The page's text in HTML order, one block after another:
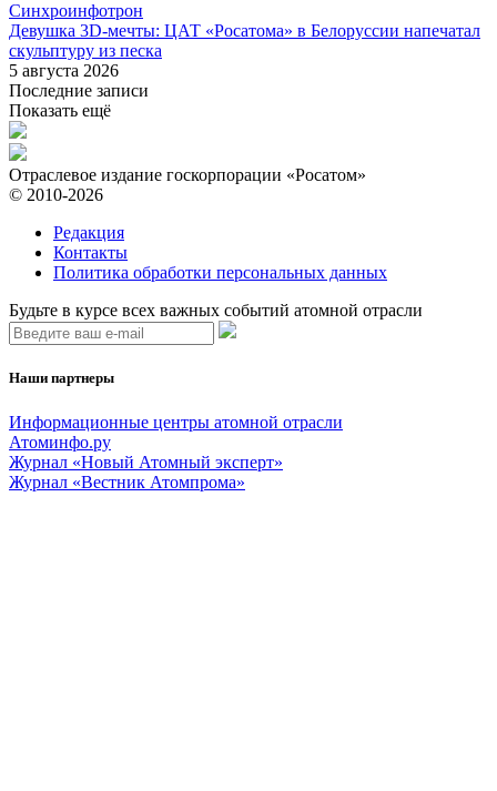
Синхроинфотрон
Девушка 3D-мечты: ЦАТ «Росатома» в Белоруссии напечатал
скульптуру из песка
5 августа 2026
Последние записи
Показать ещё
Отраслевое издание госкорпорации «Росатом»
© 2010-2026
Редакция
Контакты
Политика обработки персональных данных
Будьте в курсе всех важных событий атомной отрасли
Наши партнеры
Информационные центры атомной отрасли
Атоминфо.ру
Журнал «Новый Атомный эксперт»
Журнал «Вестник Атомпрома»